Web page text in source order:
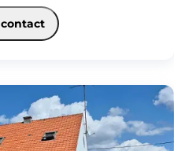
pièce de vie très lumineuse
ce bien est exposé sont disponibles